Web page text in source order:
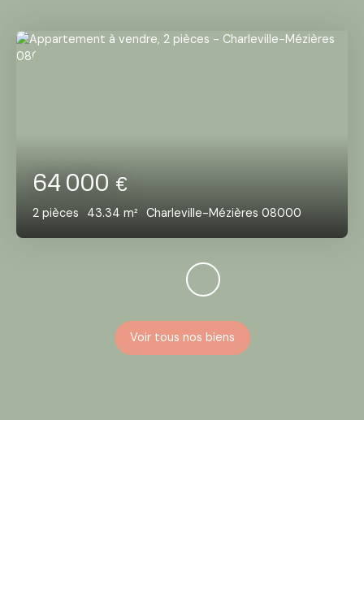
64 000 €
2 pièces 43.34 m² Charleville-Mézières 08000
Voir tous nos biens